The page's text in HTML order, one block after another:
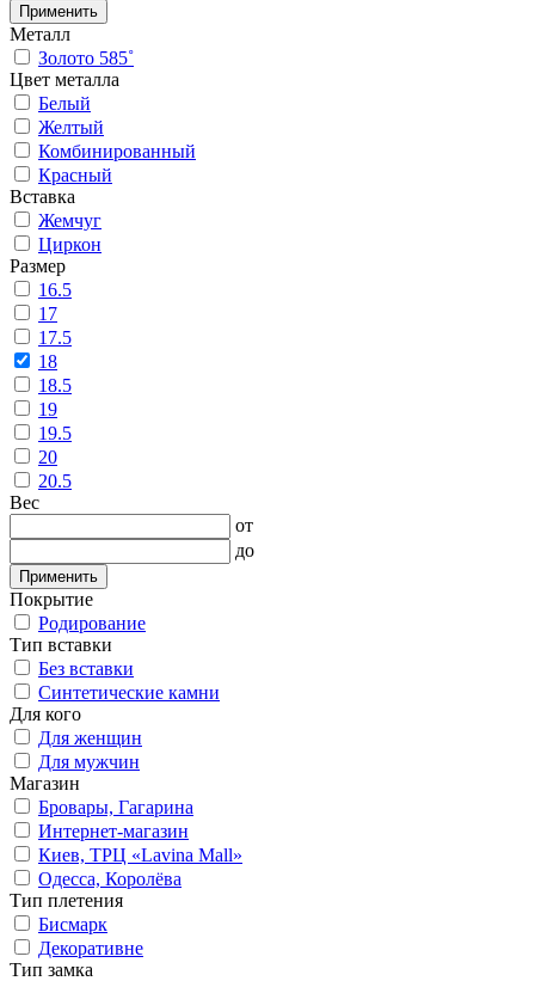
Применить
Металл
Золото 585˚
Цвет металла
Белый
Желтый
Комбинированный
Красный
Вставка
Жемчуг
Циркон
Размер
16.5
17
17.5
18
18.5
19
19.5
20
20.5
Вес
от
до
Применить
Покрытие
Родирование
Тип вставки
Без вставки
Синтетические камни
Для кого
Для женщин
Для мужчин
Магазин
Бровары, Гагарина
Интернет-магазин
Киев, ТРЦ «Lavina Mall»
Одесса, Королёва
Тип плетения
Бисмарк
Декоративне
Тип замка